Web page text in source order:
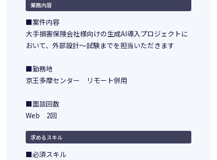
業務内容
■案件内容
大手損害保険会社様向けの生成AI導入プロジェクトに
おいて、外部設計～試験までを担当いただきます
■勤務地
京王多摩センター リモート併用
■面談回数
Web 2回
求めるスキル
■必須スキル